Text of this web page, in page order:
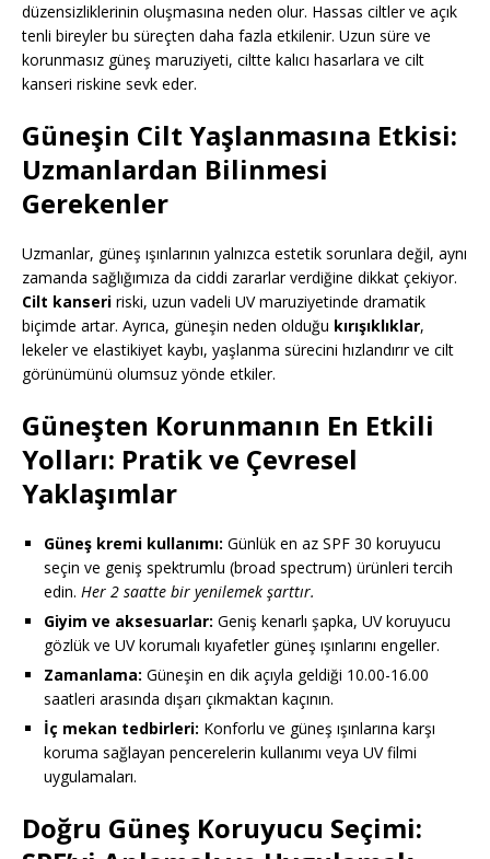
düzensizliklerinin oluşmasına neden olur. Hassas ciltler ve açık
tenli bireyler bu süreçten daha fazla etkilenir. Uzun süre ve
korunmasız güneş maruziyeti, ciltte kalıcı hasarlara ve cilt
kanseri riskine sevk eder.
Güneşin Cilt Yaşlanmasına Etkisi:
Uzmanlardan Bilinmesi
Gerekenler
Uzmanlar, güneş ışınlarının yalnızca estetik sorunlara değil, aynı
zamanda sağlığımıza da ciddi zararlar verdiğine dikkat çekiyor.
Cilt kanseri riski, uzun vadeli UV maruziyetinde dramatik
biçimde artar. Ayrıca, güneşin neden olduğu kırışıklıklar,
lekeler ve elastikiyet kaybı, yaşlanma sürecini hızlandırır ve cilt
görünümünü olumsuz yönde etkiler.
Güneşten Korunmanın En Etkili
Yolları: Pratik ve Çevresel
Yaklaşımlar
Güneş kremi kullanımı: Günlük en az SPF 30 koruyucu
seçin ve geniş spektrumlu (broad spectrum) ürünleri tercih
edin. Her 2 saatte bir yenilemek şarttır.
Giyim ve aksesuarlar: Geniş kenarlı şapka, UV koruyucu
gözlük ve UV korumalı kıyafetler güneş ışınlarını engeller.
Zamanlama: Güneşin en dik açıyla geldiği 10.00-16.00
saatleri arasında dışarı çıkmaktan kaçının.
İç mekan tedbirleri: Konforlu ve güneş ışınlarına karşı
koruma sağlayan pencerelerin kullanımı veya UV filmi
uygulamaları.
Doğru Güneş Koruyucu Seçimi: